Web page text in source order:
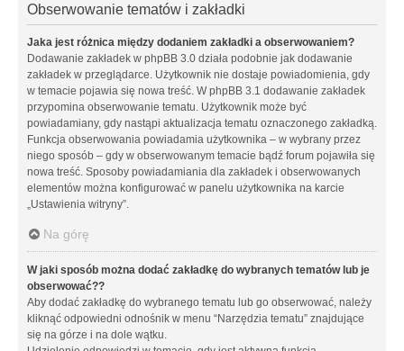
Obserwowanie tematów i zakładki
Jaka jest różnica między dodaniem zakładki a obserwowaniem?
Dodawanie zakładek w phpBB 3.0 działa podobnie jak dodawanie
zakładek w przeglądarce. Użytkownik nie dostaje powiadomienia, gdy
w temacie pojawia się nowa treść. W phpBB 3.1 dodawanie zakładek
przypomina obserwowanie tematu. Użytkownik może być
powiadamiany, gdy nastąpi aktualizacja tematu oznaczonego zakładką.
Funkcja obserwowania powiadamia użytkownika – w wybrany przez
niego sposób – gdy w obserwowanym temacie bądź forum pojawiła się
nowa treść. Sposoby powiadamiania dla zakładek i obserwowanych
elementów można konfigurować w panelu użytkownika na karcie
„Ustawienia witryny”.
Na górę
W jaki sposób można dodać zakładkę do wybranych tematów lub je
obserwować??
Aby dodać zakładkę do wybranego tematu lub go obserwować, należy
kliknąć odpowiedni odnośnik w menu “Narzędzia tematu” znajdujące
się na górze i na dole wątku.